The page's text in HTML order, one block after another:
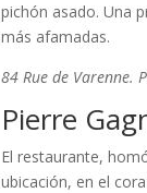
pichón asado. Una
más afamadas.
84 Rue de Varenne.
Pierre
El restaurante,
ubicación, en el